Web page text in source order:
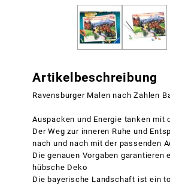
Artikelbeschreibung
Ravensburger Malen nach Zahlen
Auspacken und Energie tanken mit
Der Weg zur inneren Ruhe und
nach und nach mit der passenden
Die genauen Vorgaben
hübsche Deko
Die bayerische Landschaft ist ein